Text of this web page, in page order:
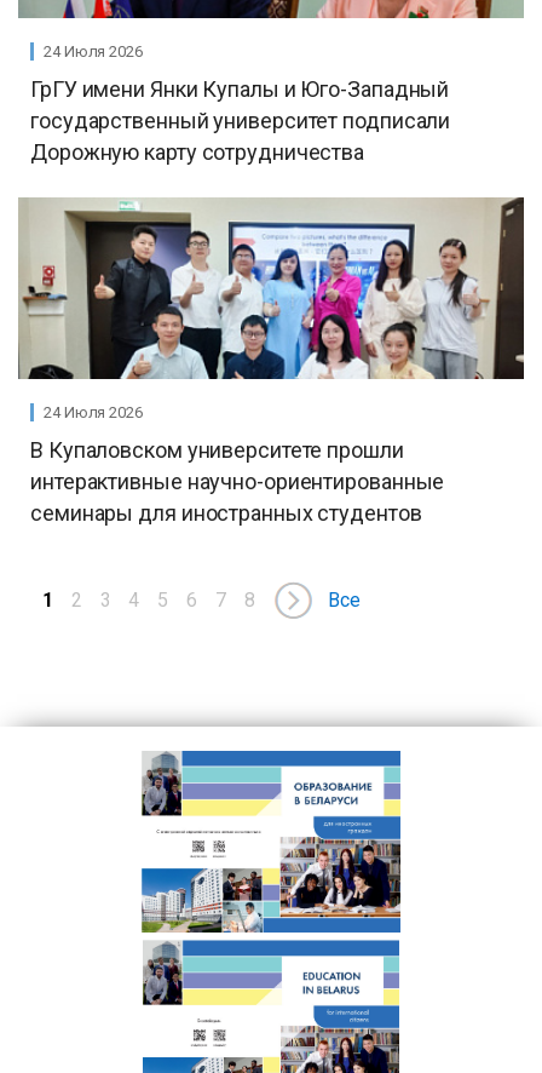
24 Июля 2026
ГрГУ имени Янки Купалы и Юго-Западный
государственный университет подписали
Дорожную карту сотрудничества
24 Июля 2026
В Купаловском университете прошли
интерактивные научно-ориентированные
семинары для иностранных студентов
1 2 3 4 5 6 7 8 Все